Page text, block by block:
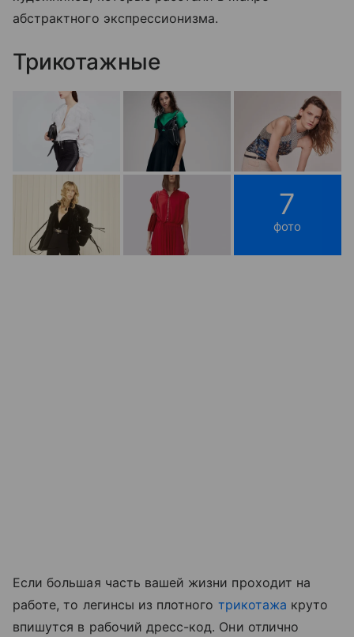
абстрактного экспрессионизма.
Трикотажные
7
фото
Если большая часть вашей жизни проходит на
работе, то легинсы из плотного трикотажа круто
впишутся в рабочий дресс-код. Они отлично